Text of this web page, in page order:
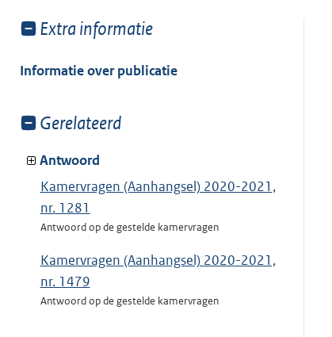
Toon
van:
Extra informatie
Informatie over publicatie
Toon
van:
Gerelateerd
Antwoord
Kamervragen (Aanhangsel) 2020-2021,
nr. 1281
Antwoord op de gestelde kamervragen
Kamervragen (Aanhangsel) 2020-2021,
nr. 1479
Antwoord op de gestelde kamervragen